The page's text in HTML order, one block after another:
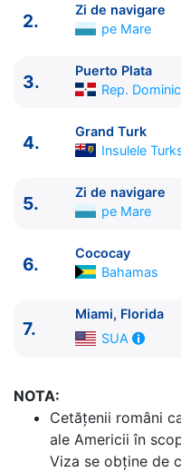
ITINERARIU
Ziua | Portul | Sosire -
1.
Miami, Florida SUA
2.
Zi de navigare
5. Zi de navigare
Cococay Bahamas
Miami, Florida SUA
2.
Zi de navigare
pe Mare
3.
Puerto Plata
Rep.
4.
Grand Turk
Insulele
5.
Zi de navigare
pe Mare
6.
Cococay
Bahamas
7.
Miami, Florida
SUA
NOTA:
Cetăţenii români
ale Americii în
Viza se obține de